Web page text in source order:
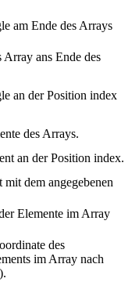
am Ende des Arrays
Array ans Ende des
an der Position index
des Arrays.
an der Position index.
dem angegebenen
Elemente im Array
des
im Array nach